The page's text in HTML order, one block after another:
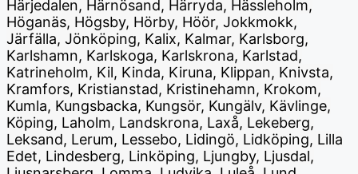
Härjedalen, Härnösand, Härryda, Hässleholm,
Höganäs, Högsby, Hörby, Höör, Jokkmokk,
Järfälla, Jönköping, Kalix, Kalmar, Karlsborg,
Karlshamn, Karlskoga, Karlskrona, Karlstad,
Katrineholm, Kil, Kinda, Kiruna, Klippan, Knivsta,
Kramfors, Kristianstad, Kristinehamn, Krokom,
Kumla, Kungsbacka, Kungsör, Kungälv, Kävlinge,
Köping, Laholm, Landskrona, Laxå, Lekeberg,
Leksand, Lerum, Lessebo, Lidingö, Lidköping, Lilla
Edet, Lindesberg, Linköping, Ljungby, Ljusdal,